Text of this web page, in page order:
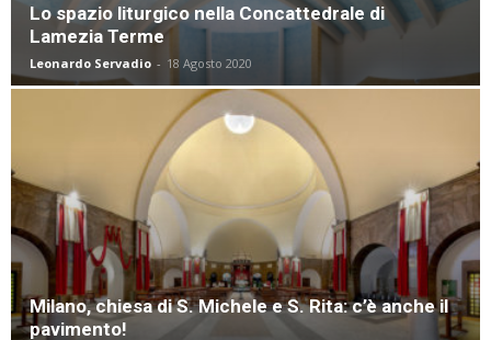
Lo spazio liturgico nella Concattedrale di
Lamezia Terme
Leonardo Servadio - 18 Agosto 2020
Milano, chiesa di S. Michele e S. Rita: c’è anche il
pavimento!